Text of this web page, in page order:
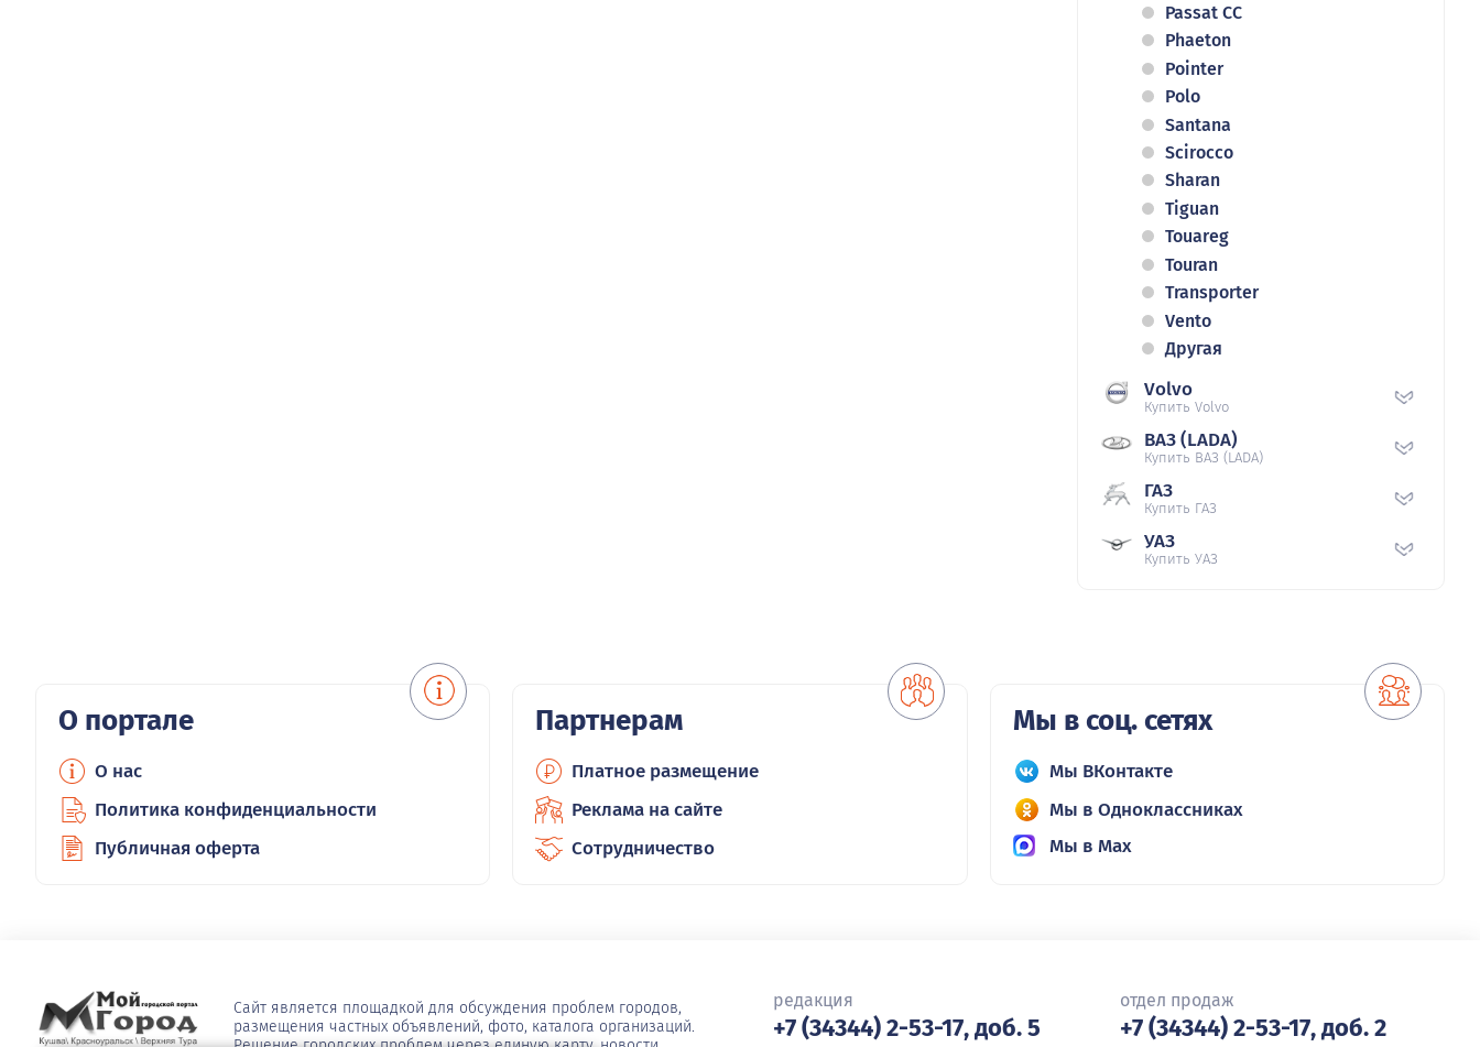
Passat CC
Phaeton
Pointer
Polo
Santana
Scirocco
Sharan
Tiguan
Touareg
Touran
Transporter
Vento
Другая
Volvo
Купить Volvo
ВАЗ (LADA)
Купить ВАЗ (LADA)
ГАЗ
Купить ГАЗ
УАЗ
Купить УАЗ
О портале
О нас
Политика конфиденциальности
Публичная оферта
Партнерам
Платное размещение
Реклама на сайте
Сотрудничество
Мы в соц. сетях
Мы ВКонтакте
Мы в Одноклассниках
Мы в Max
Сайт является площадкой для обсуждения проблем городов,
размещения частных объявлений, фото, каталога организаций.
редакция
+7 (34344) 2-53-17, доб. 5
отдел продаж
+7 (34344) 2-53-17, доб. 2